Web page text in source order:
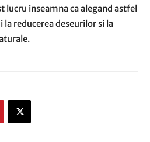
lucru inseamna ca alegand astfel
reducerea deseurilor si la